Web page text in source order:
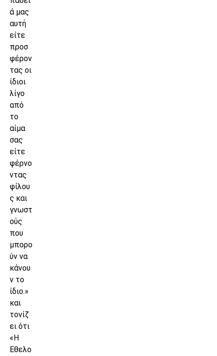
ά μας
αυτή
είτε
προσ
φέρον
τας οι
ίδιοι
λίγο
από
το
αίμα
σας
είτε
φέρνο
ντας
φίλου
ς και
γνωστ
ούς
που
μπορο
ύν να
κάνου
ν το
ίδιο.»
και
τονίζ
ει ότι
«Η
Εθελο